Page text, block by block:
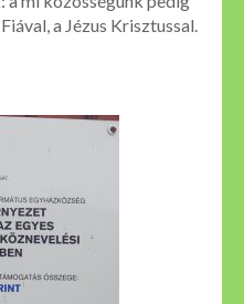
a Jézus Krisztussal.